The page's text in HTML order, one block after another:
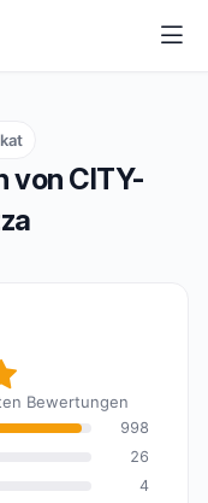
von CITY-
9,9
Bewertungen
998
26
4